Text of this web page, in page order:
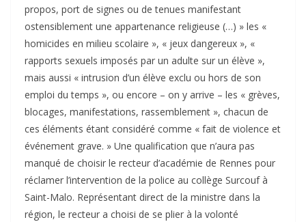
propos, port de signes ou de tenues manifestant
ostensiblement une appartenance religieuse (…) » les «
homicides en milieu scolaire », « jeux dangereux », «
rapports sexuels imposés par un adulte sur un élève »,
mais aussi « intrusion d’un élève exclu ou hors de son
emploi du temps », ou encore – on y arrive – les « grèves,
blocages, manifestations, rassemblement », chacun de
ces éléments étant considéré comme « fait de violence et
événement grave. » Une qualification que n’aura pas
manqué de choisir le recteur d’académie de Rennes pour
réclamer l’intervention de la police au collège Surcouf à
Saint-Malo. Représentant direct de la ministre dans la
région, le recteur a choisi de se plier à la volonté